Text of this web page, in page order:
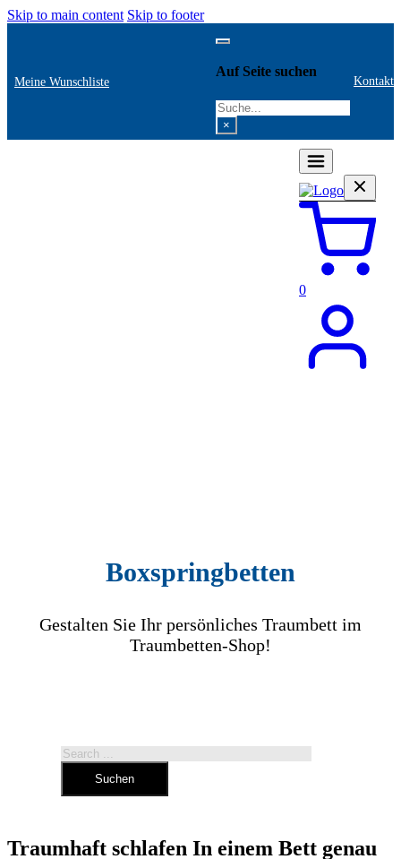
Skip to main content Skip to footer
Meine Wunschliste
Auf Seite suchen
Search
×
Kontakt
0
Boxspringbetten
Gestalten Sie Ihr persönliches Traumbett im
Traumbetten-Shop!
Search
Suchen
Traumhaft schlafen In einem Bett genau